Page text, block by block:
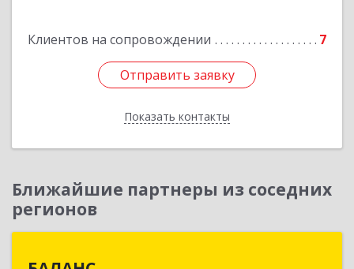
Клиентов на сопровождении 7
Отправить заявку
Показать контакты
Подробнее
Отправить заявку
Назад
Ближайшие партнеры из соседних
регионов